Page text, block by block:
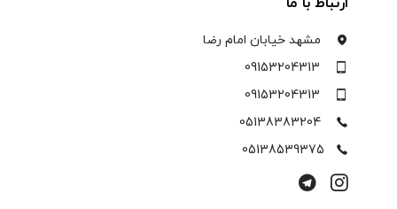
فروشگاه اینترنتی موسوی
ارتباط با ما
مشهد خیابان امام رضا
09153204313
09153204313
05138383204
05138539375